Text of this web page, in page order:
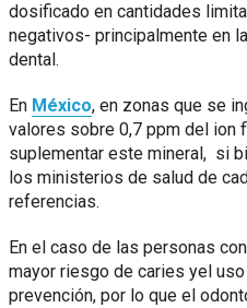
dosificado en cantidades
negativos- principalmente en
dental.
En México, en zonas que se
valores sobre 0,7 ppm del ion
suplementar este mineral, si
los ministerios de salud de
referencias.
En el caso de las personas
mayor riesgo de caries yel
prevención, por lo que el